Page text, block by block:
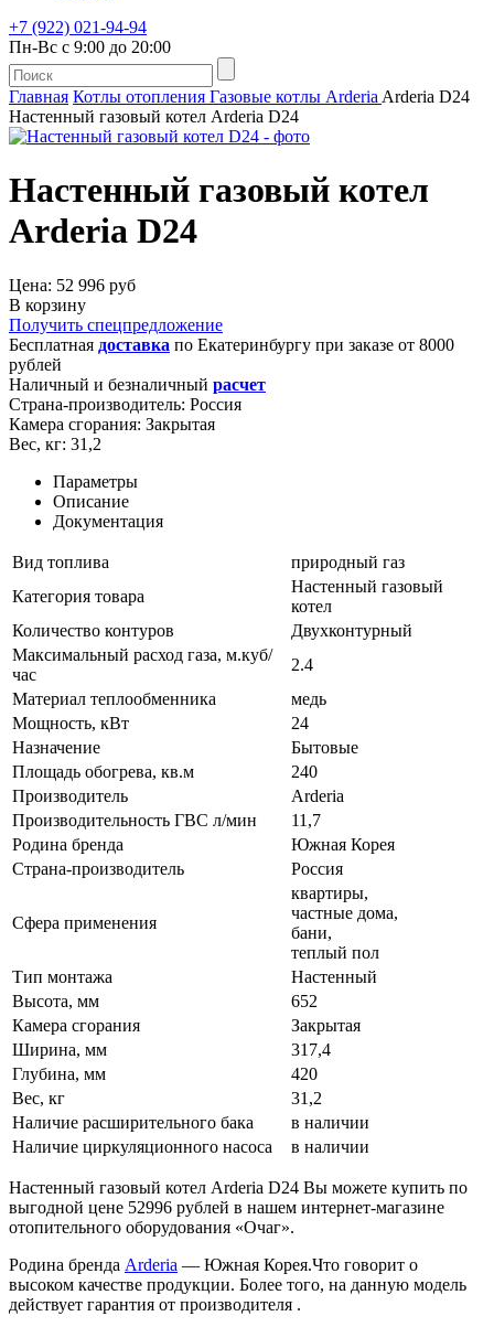
+7 (922) 021-94-94
Пн-Вс с 9:00 до 20:00
Главная Котлы отопления Газовые котлы Arderia Arderia D24
Настенный газовый котел Arderia D24
Настенный газовый котел
Arderia D24
Цена: 52 996 руб
В корзину
Получить спецпредложение
Бесплатная доставка по Екатеринбургу при заказе от 8000
рублей
Наличный и безналичный расчет
Страна-производитель: Россия
Камера сгорания: Закрытая
Вес, кг: 31,2
Параметры
Описание
Документация
Вид топлива
природный газ
Категория товара
Настенный газовый
котел
Количество контуров
Двухконтурный
Максимальный расход газа, м.куб/
час
2.4
Материал теплообменника
медь
Мощность, кВт
24
Назначение
Бытовые
Площадь обогрева, кв.м
240
Производитель
Arderia
Производительность ГВС л/мин
11,7
Родина бренда
Южная Корея
Страна-производитель
Россия
Сфера применения
квартиры,
частные дома,
бани,
теплый пол
Тип монтажа
Настенный
Высота, мм
652
Камера сгорания
Закрытая
Ширина, мм
317,4
Глубина, мм
420
Вес, кг
31,2
Наличие расширительного бака
в наличии
Наличие циркуляционного насоса
в наличии
Настенный газовый котел Arderia D24 Вы можете купить по
выгодной цене 52996 рублей в нашем интернет-магазине
отопительного оборудования «Очаг».
Родина бренда Arderia — Южная Корея.Что говорит о
высоком качестве продукции. Более того, на данную модель
действует гарантия от производителя .